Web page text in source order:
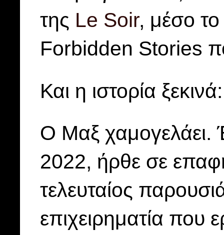
της Le Soir, μέσο το
Forbidden Stories
Και η ιστορία ξεκινά:
Ο Μαξ χαμογελάει.
2022, ήρθε σε
τελευταίος
επιχειρηματία που